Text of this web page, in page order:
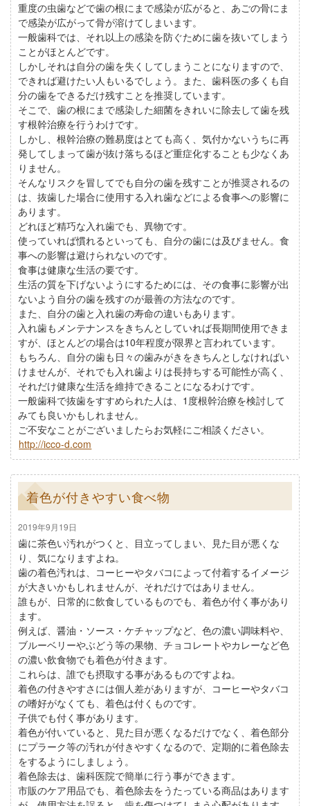
重度の虫歯などで歯の根にまで感染が広がると、あごの骨にま
で感染が広がって骨が溶けてしまいます。
一般歯科では、それ以上の感染を防ぐために歯を抜いてしまう
ことがほとんどです。
しかしそれは自分の歯を失くしてしまうことになりますので、
できれば避けたい人もいるでしょう。また、歯科医の多くも自
分の歯をできるだけ残すことを推奨しています。
そこで、歯の根にまで感染した細菌をきれいに除去して歯を残
す根幹治療を行うわけです。
しかし、根幹治療の難易度はとても高く、気付かないうちに再
発してしまって歯が抜け落ちるほど重症化することも少なくあ
りません。
そんなリスクを冒してでも自分の歯を残すことが推奨されるの
は、抜歯した場合に使用する入れ歯などによる食事への影響に
あります。
どれほど精巧な入れ歯でも、異物です。
使っていれば慣れるといっても、自分の歯には及びません。食
事への影響は避けられないのです。
食事は健康な生活の要です。
生活の質を下げないようにするためには、その食事に影響が出
ないよう自分の歯を残すのが最善の方法なのです。
また、自分の歯と入れ歯の寿命の違いもあります。
入れ歯もメンテナンスをきちんとしていれば長期間使用できま
すが、ほとんどの場合は10年程度が限界と言われています。
もちろん、自分の歯も日々の歯みがきをきちんとしなければい
けませんが、それでも入れ歯よりは長持ちする可能性が高く、
それだけ健康な生活を維持できることになるわけです。
一般歯科で抜歯をすすめられた人は、1度根幹治療を検討して
みても良いかもしれません。
ご不安なことがございましたらお気軽にご相談ください。
http://icco-d.com
着色が付きやすい食べ物
2019年9月19日
歯に茶色い汚れがつくと、目立ってしまい、見た目が悪くな
り、気になりますよね。
歯の着色汚れは、コーヒーやタバコによって付着するイメージ
が大きいかもしれませんが、それだけではありません。
誰もが、日常的に飲食しているものでも、着色が付く事があり
ます。
例えば、醤油・ソース・ケチャップなど、色の濃い調味料や、
ブルーベリーやぶどう等の果物、チョコレートやカレーなど色
の濃い飲食物でも着色が付きます。
これらは、誰でも摂取する事があるものですよね。
着色の付きやすさには個人差がありますが、コーヒーやタバコ
の嗜好がなくても、着色は付くものです。
子供でも付く事があります。
着色が付いていると、見た目が悪くなるだけでなく、着色部分
にプラーク等の汚れが付きやすくなるので、定期的に着色除去
をするようにしましょう。
着色除去は、歯科医院で簡単に行う事ができます。
市販のケア用品でも、着色除去をうたっている商品はあります